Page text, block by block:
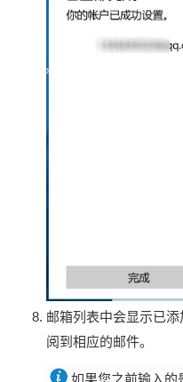
邮箱列表中会显示已
阅到相应的邮件。
如果您之前输入的